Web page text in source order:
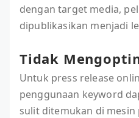
dengan target media,
dipublikasikan menjadi
Tidak
Untuk press release
penggunaan keyword
sulit ditemukan di mesin